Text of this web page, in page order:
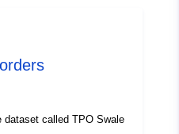
Daten werden von der
f315-4834-9b5e-
dataset called TPO Swale